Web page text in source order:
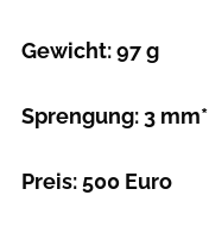
Gewicht: 97 g
Sprengung: 3 mm*
Preis: 500 Euro